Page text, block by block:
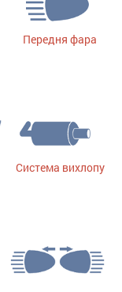
Передня фара
Система вихлопу